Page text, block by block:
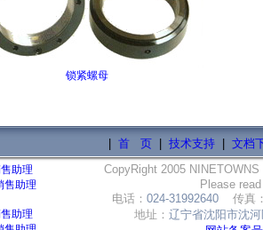
锁紧螺母
首 页| 技术支持| 文档
CopyRight 2005 NINETOWNS
Please
电话： 024-31992640 传真
地址： 辽宁省沈阳市沈